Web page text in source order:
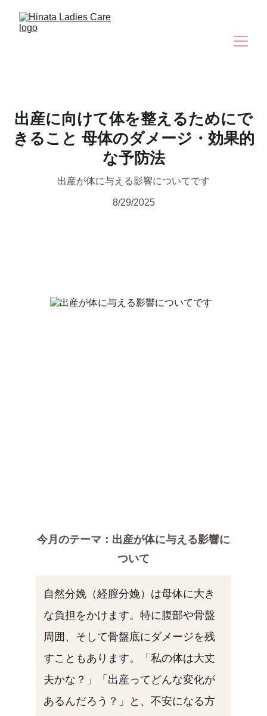
出産に向けて体を整えるためにで
きること 母体のダメージ・効果的
な予防法
出産が体に与える影響についてです
8/29/2025
自然分娩（経膣分娩）は母体に大き
な負担をかけます。特に腹部や骨盤
周囲、そして骨盤底にダメージを残
すこともあります。「私の体は大丈
夫かな？」「出産ってどんな変化が
あるんだろう？」と、不安になる方
今月のテーマ：出産が体に与える影響に
ついて